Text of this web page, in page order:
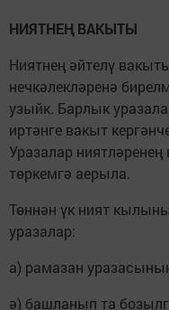
НИЯТНЕҢ ВАКЫТЫ
Ниятнең әйтелү
нечкәлекләренә
узыйк. Барлык
иртәнге вакыт
Уразалар
төркемгә аерыла.
Төннән үк ният
уразалар:
а) рамазан
ә) башланып та